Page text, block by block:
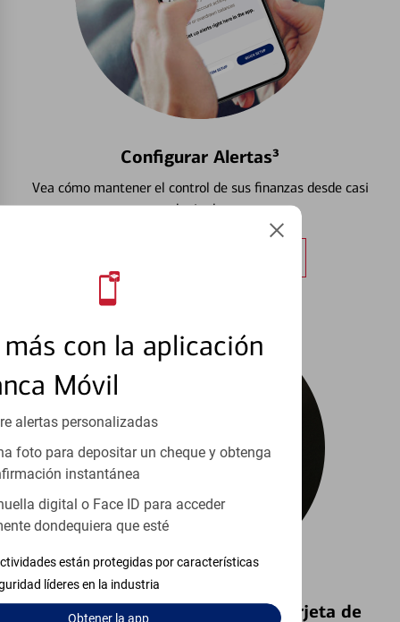
con la aplicación
Móvil
alertas personalizadas
foto para depositar un cheque y obtenga
instantánea
digital o Face ID para acceder
dondequiera que esté
están protegidas por características
líderes en la industria
Obtenerla app
Configurar Alertas³
Vea cómo mantener el control de sus finanzas desde casi
cualquier lugar.
Bloquear y Desbloquear una Tarjeta de